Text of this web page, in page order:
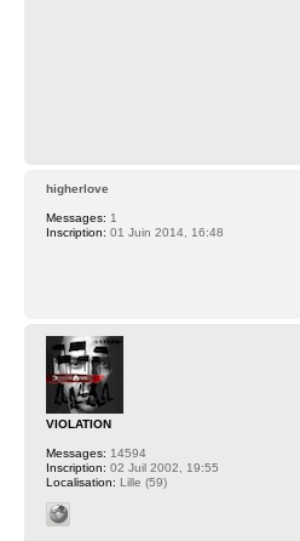
higherlove
Messages: 1
Inscription: 01 Juin 2014, 16:48
VIOLATION
Messages: 14594
Inscription: 02 Juil 2002, 19:55
Localisation: Lille (59)